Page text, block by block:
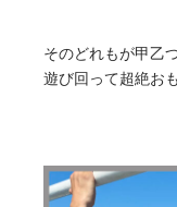
そのどれもが甲乙
遊び回って超絶お